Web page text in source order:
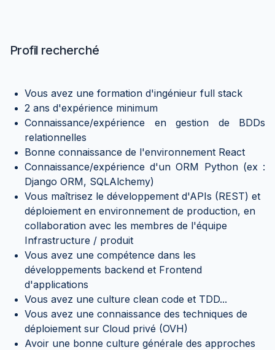
Profil recherché
Vous avez une formation d'ingénieur full stack
2 ans d'expérience minimum
Connaissance/expérience en gestion de BDDs
relationnelles
Bonne connaissance de l'environnement React
Connaissance/expérience d'un ORM Python (ex :
Django ORM, SQLAlchemy)
Vous maîtrisez le développement d'APIs (REST) et
déploiement en environnement de production, en
collaboration avec les membres de l'équipe
Infrastructure / produit
Vous avez une compétence dans les
développements backend et Frontend
d'applications
Vous avez une culture clean code et TDD...
Vous avez une connaissance des techniques de
déploiement sur Cloud privé (OVH)
Avoir une bonne culture générale des approches